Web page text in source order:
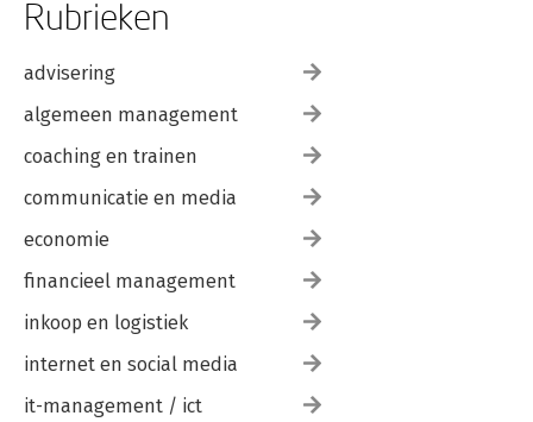
Rubrieken
advisering
algemeen management
coaching en trainen
communicatie en media
economie
financieel management
inkoop en logistiek
internet en social media
it-management / ict